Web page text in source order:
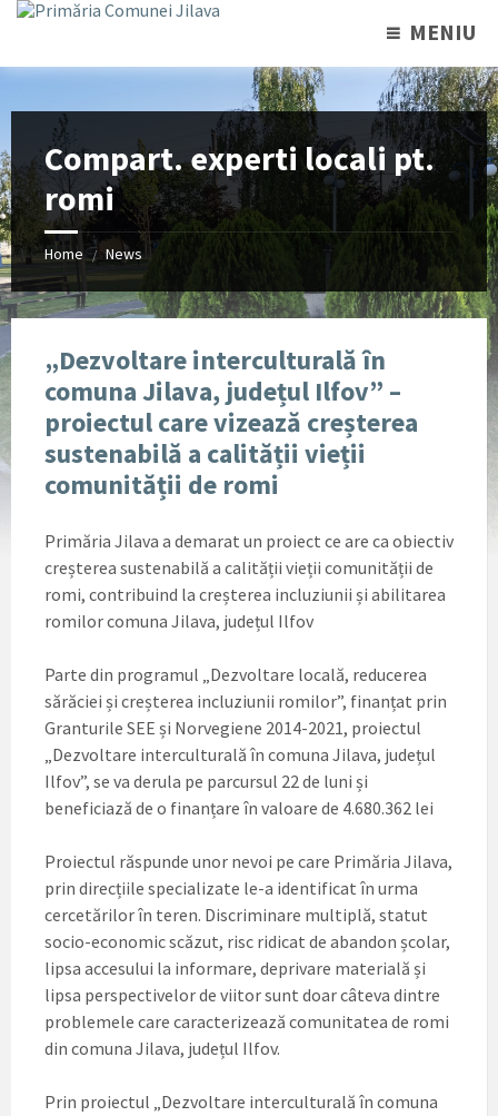
MENIU
Compart. experti locali pt.
romi
Home / News
„Dezvoltare interculturală în
comuna Jilava, județul Ilfov” –
proiectul care vizează creșterea
sustenabilă a calității vieții
comunității de romi
Primăria Jilava a demarat un proiect ce are ca obiectiv
creșterea sustenabilă a calității vieții comunității de
romi, contribuind la creșterea incluziunii și abilitarea
romilor comuna Jilava, județul Ilfov
Parte din programul „Dezvoltare locală, reducerea
sărăciei și creșterea incluziunii romilor”, finanțat prin
Granturile SEE și Norvegiene 2014-2021, proiectul
„Dezvoltare interculturală în comuna Jilava, județul
Ilfov”, se va derula pe parcursul 22 de luni și
beneficiază de o finanțare în valoare de 4.680.362 lei
Proiectul răspunde unor nevoi pe care Primăria Jilava,
prin direcțiile specializate le-a identificat în urma
cercetărilor în teren. Discriminare multiplă, statut
socio-economic scăzut, risc ridicat de abandon școlar,
lipsa accesului la informare, deprivare materială și
lipsa perspectivelor de viitor sunt doar câteva dintre
problemele care caracterizează comunitatea de romi
din comuna Jilava, județul Ilfov.
Prin proiectul „Dezvoltare interculturală în comuna